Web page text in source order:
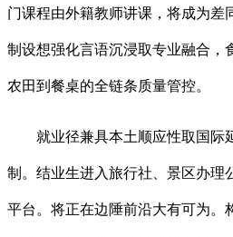
门课程由外籍教师讲课，将成为差
制设想强化言语沉浸取专业融合，
农田到餐桌的全链条质量管控。
就业径兼具本土顺应性取国际
制。结业生进入旅行社、景区办理
平台。将正在边陲前沿大有可为。